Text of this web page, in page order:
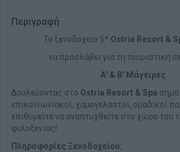
Περιγραφή
Το ξενοδοχείο 5* Ostria Resort &
να προσλάβει για τη τουριστική
Α' & Β' Μάγειρες
Δουλεύοντας στο Ostria Resort & Spa
επικοινωνιακοί, χαμογελαστοί, ομαδικοί
επιθυμείτε να αναπτυχθείτε στο χώρο του
φιλοξενίας!
Πληροφορίες Ξενοδοχείου: